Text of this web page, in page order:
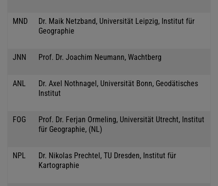
MND
Dr. Maik Netzband, Universität Leipzig, Institut für
Geographie
JNN Prof. Dr. Joachim Neumann, Wachtberg
ANL
Dr. Axel Nothnagel, Universität Bonn, Geodätisches
Institut
FOG
Prof. Dr. Ferjan Ormeling, Universität Utrecht, Institut
für Geographie, (NL)
NPL
Dr. Nikolas Prechtel, TU Dresden, Institut für
Kartographie